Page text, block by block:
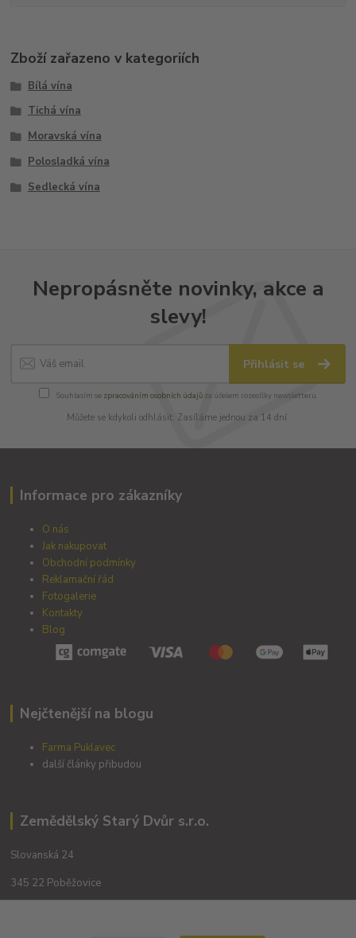
Zboží zařazeno v kategoriích
Bílá vína
Tichá vína
Moravská vína
Polosladká vína
Sedlecká vína
Nepropásněte novinky, akce a
slevy!
Přihlásit se
Souhlasím se zpracováním osobních údajůza účelem rozesílky newsletteru.
Můžete se kdykoli odhlásit. Zasíláme jednou za 14 dní.
Informace pro zákazníky
O nás
Jak nakupovat
Obchodní podmínky
Reklamační řád
Fotogalerie
Kontakty
Blog
Nejčtenější na blogu
Farma Puklavec
další články přibudou
Zemědělský Starý Dvůr s.r.o.
Slovanská 24
345 22 Poběžovice